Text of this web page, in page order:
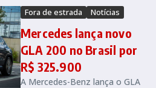
Fora de estrada Notícias
Mercedes lança novo
GLA 200 no Brasil por
R$ 325.900
A Mercedes-Benz lança o GLA